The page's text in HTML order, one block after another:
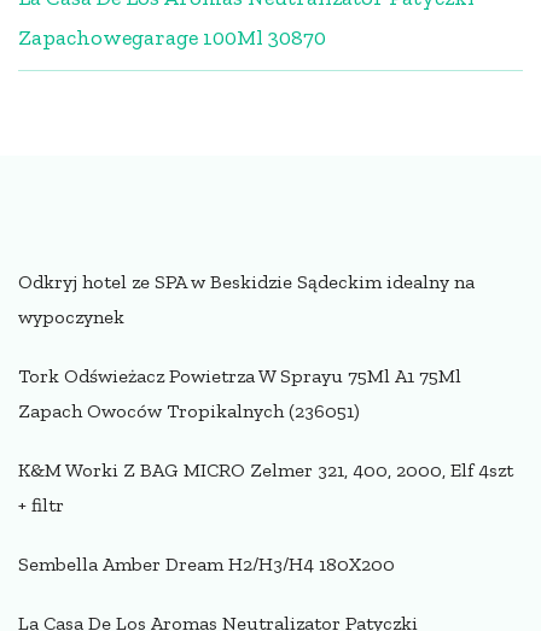
Zapachowegarage 100Ml 30870
Odkryj hotel ze SPA w Beskidzie Sądeckim idealny na
wypoczynek
Tork Odświeżacz Powietrza W Sprayu 75Ml A1 75Ml
Zapach Owoców Tropikalnych (236051)
K&M Worki Z BAG MICRO Zelmer 321, 400, 2000, Elf 4szt
+ filtr
Sembella Amber Dream H2/H3/H4 180X200
La Casa De Los Aromas Neutralizator Patyczki